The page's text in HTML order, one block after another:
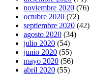
noviembre 2020 (76)
octubre 2020 (72)
septiembre 2020 (42)
agosto 2020 (34)
julio 2020 (54)
junio 2020 (55)
mayo 2020 (56)
abril 2020 (55)